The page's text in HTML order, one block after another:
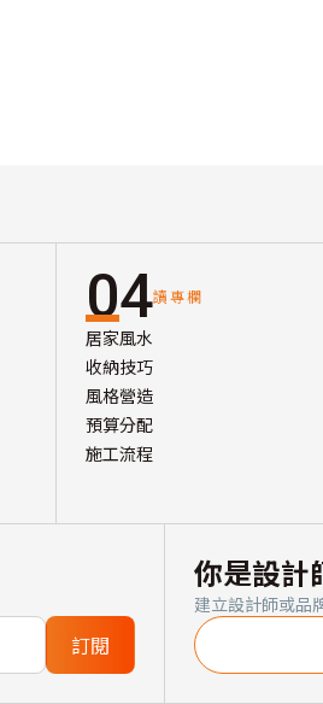
04讀專欄
居家風水
收納技巧
風格營造
預算分配
施工流程
訂閱
你是設計
建立設計師或